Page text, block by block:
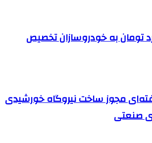
تومان به خودروسازان تخصیص
مجوز ساخت نیروگاه خورشیدی
صنعتی